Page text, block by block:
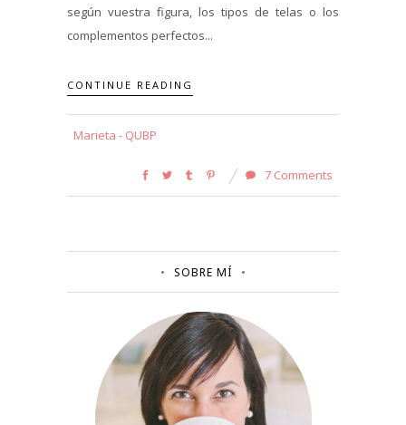
según vuestra figura, los tipos de telas o los
complementos perfectos...
CONTINUE READING
Marieta - QUBP
7 Comments
SOBRE MÍ